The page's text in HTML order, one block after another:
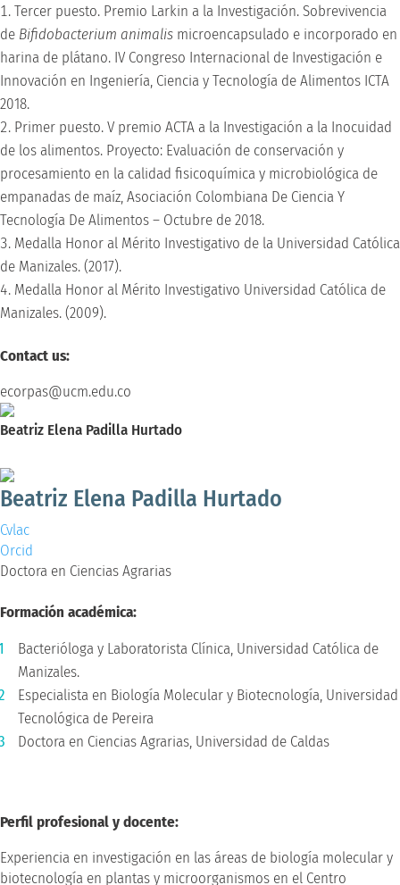
Tercer puesto. Premio Larkin a la Investigación. Sobrevivencia
de Bifidobacterium animalis microencapsulado e incorporado en
harina de plátano. IV Congreso Internacional de Investigación e
Innovación en Ingeniería, Ciencia y Tecnología de Alimentos ICTA
2018.
Primer puesto. V premio ACTA a la Investigación a la Inocuidad
de los alimentos. Proyecto: Evaluación de conservación y
procesamiento en la calidad fisicoquímica y microbiológica de
empanadas de maíz, Asociación Colombiana De Ciencia Y
Tecnología De Alimentos – Octubre de 2018.
Medalla Honor al Mérito Investigativo de la Universidad Católica
de Manizales. (2017).
Medalla Honor al Mérito Investigativo Universidad Católica de
Manizales. (2009).
Contact us:
ecorpas@ucm.edu.co
Beatriz Elena Padilla Hurtado
Beatriz Elena Padilla Hurtado
Cvlac
Orcid
Doctora en Ciencias Agrarias
Formación académica:
Bacterióloga y Laboratorista Clínica, Universidad Católica de
Manizales.
Especialista en Biología Molecular y Biotecnología, Universidad
Tecnológica de Pereira
Doctora en Ciencias Agrarias, Universidad de Caldas
Perfil profesional y docente:
Experiencia en investigación en las áreas de biología molecular y
biotecnología en plantas y microorganismos en el Centro